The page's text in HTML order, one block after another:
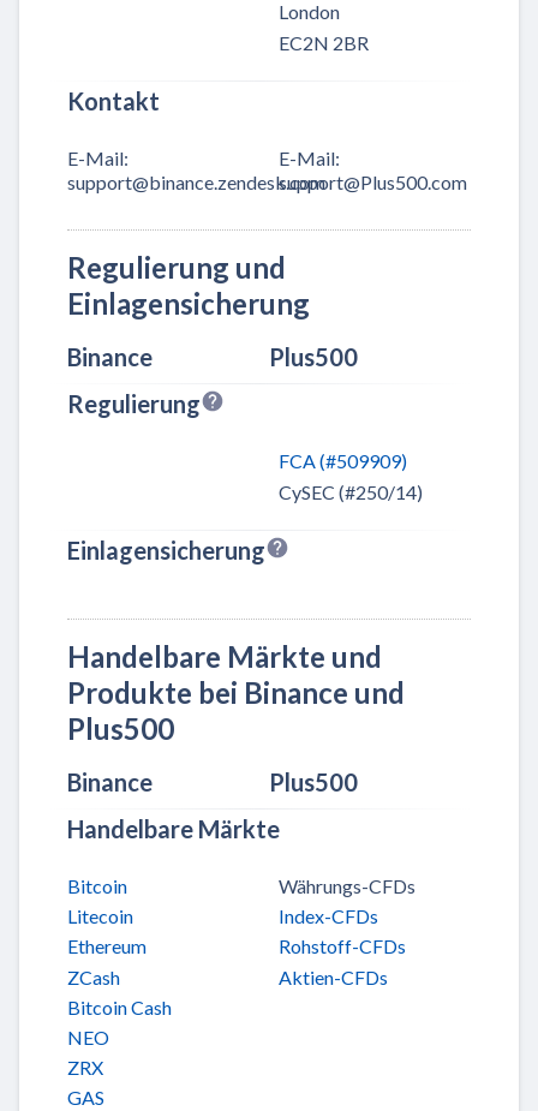
London
EC2N 2BR
Kontakt
E-Mail:
support@binance.zendesk.com
E-Mail:
support@Plus500.com
Regulierung und
Einlagensicherung
Binance
Plus500
Regulierung
FCA (#509909)
CySEC (#250/14)
Einlagensicherung
Handelbare Märkte und
Produkte bei Binance und
Plus500
Binance
Plus500
Handelbare Märkte
Bitcoin
Litecoin
Ethereum
ZCash
Bitcoin Cash
NEO
ZRX
GAS
Währungs-CFDs
Index-CFDs
Rohstoff-CFDs
Aktien-CFDs